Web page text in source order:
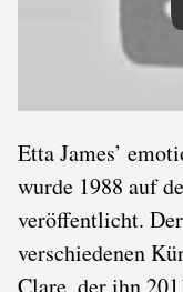
Etta James’
wurde 1988 auf
veröffentlicht.
verschiedenen
Clare, der ihn